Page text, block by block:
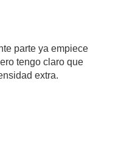
parte ya empiece
tengo claro que
extra.